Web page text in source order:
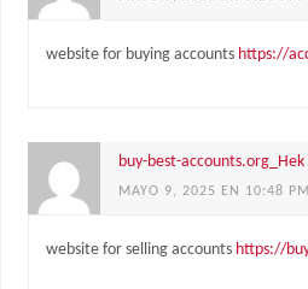
website for buying accounts https://
buy-best-accounts.org_Hek
MAYO 9, 2025 EN 10:48 PM
website for selling accounts https://